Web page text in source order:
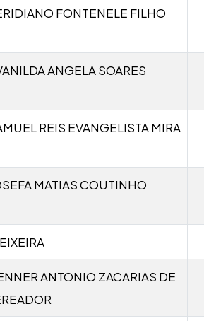
FONTENELE FILHO
ANGELA SOARES
REIS EVANGELISTA MIRA
MATIAS COUTINHO
ANTONIO ZACARIAS DE